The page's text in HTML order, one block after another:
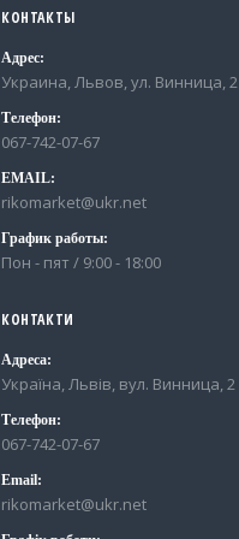
КОНТАКТЫ
Адрес:
Украина, Львов, ул. Винница, 2
Телефон:
067-742-07-67
EMAIL:
rikomarket@ukr.net
График работы:
Пон - пят / 9:00 - 18:00
КОНТАКТИ
Адреса:
Україна, Львів, вул. Винница, 2
Телефон:
067-742-07-67
Email:
rikomarket@ukr.net